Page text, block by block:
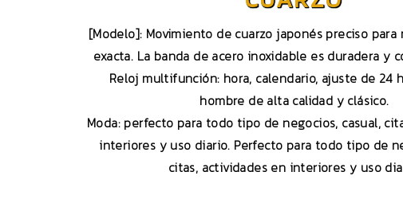
[Modelo]: Movimiento de cuarzo japonés preciso
exacta. La banda de acero inoxidable es duradera y
Reloj multifunción: hora, calendario, ajuste de 24
hombre de alta calidad y clásico.
Moda: perfecto para todo tipo de negocios, casual,
interiores y uso diario. Perfecto para todo tipo de
citas, actividades en interiores y uso